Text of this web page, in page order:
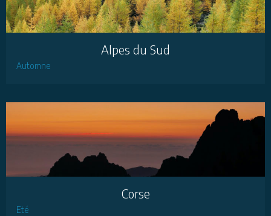
Alpes du Sud
Automne
Corse
Eté